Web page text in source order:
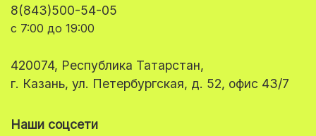
8(843)500-54-05
с 7:00 до 19:00
420074, Республика Татарстан,
г. Казань, ул. Петербургская, д. 52, офис 43/7
Наши соцсети